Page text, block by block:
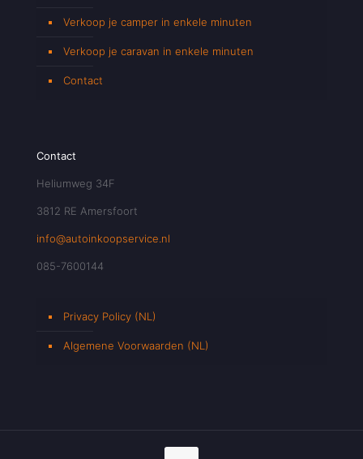
Verkoop je camper in enkele minuten
Verkoop je caravan in enkele minuten
Contact
Contact
Heliumweg 34F
3812 RE Amersfoort
info@autoinkoopservice.nl
085-7600144
Privacy Policy (NL)
Algemene Voorwaarden (NL)